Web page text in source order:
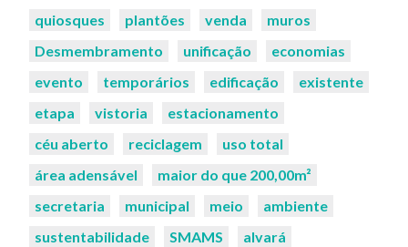
quiosques
plantões venda
muros
Desmembramento
unificação
economias
evento
temporários edificação
existente
etapa
vistoria
estacionamento
céu aberto
reciclagem
uso total
área adensável
maior do que 200,00m²
secretaria
municipal meio
ambiente
sustentabilidade
SMAMS
alvará